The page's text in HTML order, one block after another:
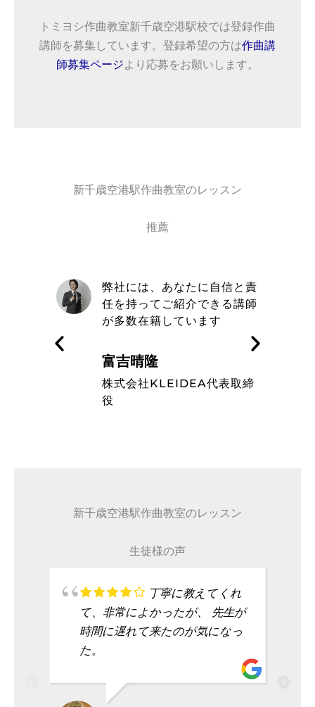
トミヨシ作曲教室新千歳空港駅校では登録作曲
講師を募集しています。登録希望の方は作曲講
師募集ページより応募をお願いします。
新千歳空港駅作曲教室のレッスン
推薦
取材を通してトミヨシ作曲教
室の信念や在籍しているミュ
ージシャンのレベルの高さを
藤波辰爾
タレント
新千歳空港駅作曲教室のレッスン
生徒様の声
丁寧に教えてくれ
て、非常によかったが、 先生が
時間に遅れて来たのが気になっ
た。